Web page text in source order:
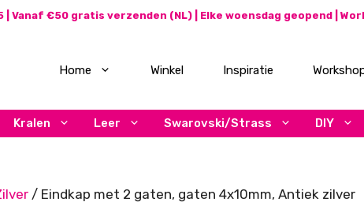
Vanaf €50 gratis verzenden (NL) | Elke woensdag geopend |
Home Winkel Inspiratie
Kralen Leer Swarovski/Strass DIY
/ Eindkap met 2 gaten, gaten 4x10mm, Antiek zilver